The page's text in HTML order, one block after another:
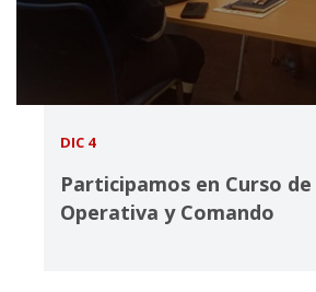
DIC 4
Participamos en Curso
Operativa y Comando